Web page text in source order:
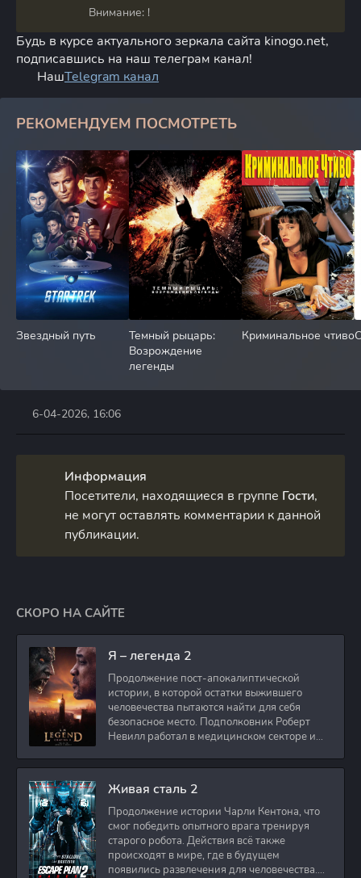
Внимание: !
Будь в курсе актуального зеркала сайта kinogo.net,
подписавшись на наш телеграм канал!
НашTelegram канал
РЕКОМЕНДУЕМ ПОСМОТРЕТЬ
Звездный путь
Темный рыцарь:
Возрождение
легенды
Криминальное чтиво
6-04-2026, 16:06
Информация
Посетители, находящиеся в группе Гости,
не могут оставлять комментарии к данной
публикации.
СКОРО НА САЙТЕ
Я – легенда 2
Продолжение пост-апокалиптической
истории, в которой остатки выжившего
человечества пытаются найти для себя
безопасное место. Подполковник Роберт
Невилл работал в медицинском секторе и
Живая сталь 2
Продолжение истории Чарли Кентона, что
смог победить опытного врага тренируя
старого робота. Действия всё также
происходят в мире, где в будущем
появились развлечения для человечества.